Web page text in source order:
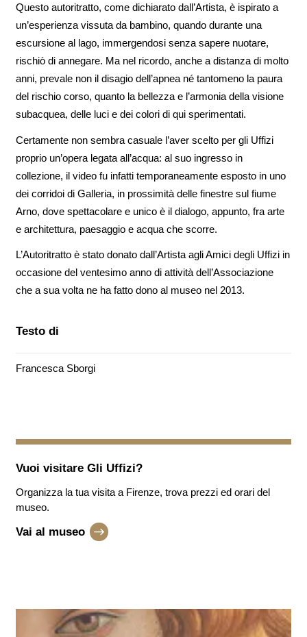
Questo autoritratto, come dichiarato dall’Artista, è ispirato a
un’esperienza vissuta da bambino, quando durante una
escursione al lago, immergendosi senza sapere nuotare,
rischiò di annegare. Ma nel ricordo, anche a distanza di molto
anni, prevale non il disagio dell’apnea né tantomeno la paura
del rischio corso, quanto la bellezza e l’armonia della visione
subacquea, delle luci e dei colori di qui sperimentati.
Certamente non sembra casuale l’aver scelto per gli Uffizi
proprio un’opera legata all’acqua: al suo ingresso in
collezione, il video fu infatti temporaneamente esposto in uno
dei corridoi di Galleria, in prossimità delle finestre sul fiume
Arno, dove spettacolare e unico è il dialogo, appunto, fra arte
e architettura, paesaggio e acqua che scorre.
L’Autoritratto è stato donato dall’Artista agli Amici degli Uffizi in
occasione del ventesimo anno di attività dell’Associazione
che a sua volta ne ha fatto dono al museo nel 2013.
Testo di
Francesca Sborgi
Vuoi visitare Gli Uffizi?
Organizza la tua visita a Firenze, trova prezzi ed orari del
museo.
Vai al museo